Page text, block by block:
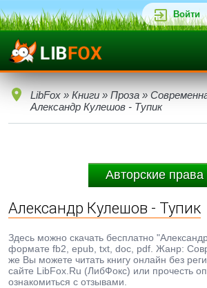
Войти
LibFox » Книги » Проза »
Александр Кулешов - Тупик
Авторские права
Александр Кулешов - Тупик
Здесь можно скачать бесплатно
формате fb2, epub, txt, doc, pdf. Жанр:
же Вы можете читать книгу онлайн без
сайте LibFox.Ru (ЛибФокс) или прочесть
ознакомиться с отзывами.